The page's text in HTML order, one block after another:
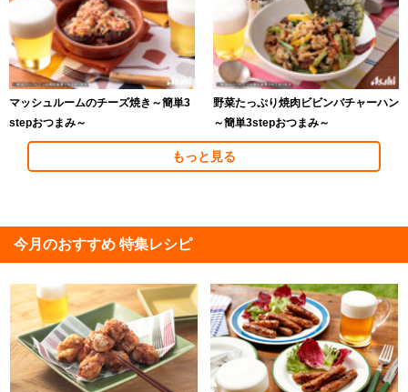
マッシュルームのチーズ焼き～簡単3
stepおつまみ～
野菜たっぷり焼肉ビビンバチャーハン
～簡単3stepおつまみ～
もっと見る
今月のおすすめ 特集レシピ